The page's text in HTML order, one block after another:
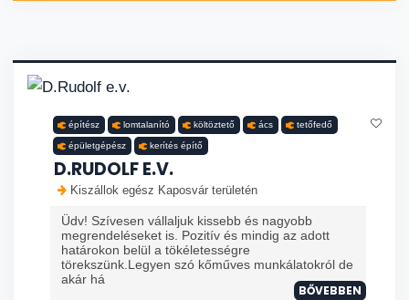
építész lomtalanító költöztető ács tetőfedő
épületgépész kerítés építő
D.RUDOLF E.V.
Kiszállok egész Kaposvár területén
Üdv! Szívesen vállaljuk kissebb és nagyobb
megrendeléseket is. Pozitív és mindig az adott
határokon belül a tökéletességre
törekszünk.Legyen szó kőműves munkálatokról de
akár há
BŐVEBBEN